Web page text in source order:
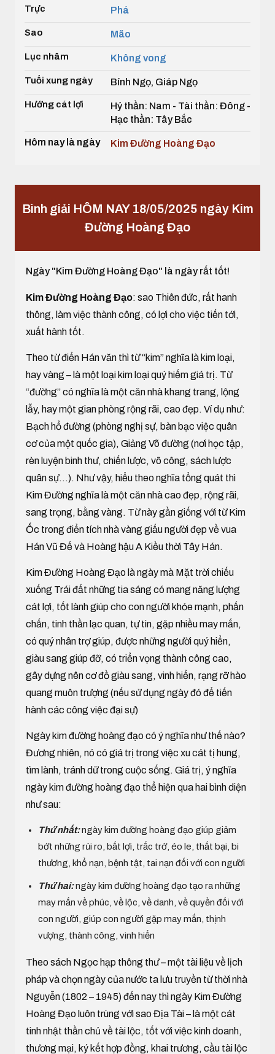
Trực Phá
Sao Mão
Lục nhâm Không vong
Tuổi xung ngày Bính Ngọ, Giáp Ngọ
Hướng cát lợi
Hỷ thần: Nam - Tài thần: Đông -
Hạc thần: Tây Bắc
Hôm nay là ngày Kim Đường Hoàng Đạo
Bình giải HÔM NAY 18/05/2025 ngày Kim
Đường Hoàng Đạo
Ngày "Kim Đường Hoàng Đạo" là ngày rất tốt!
Kim Đường Hoàng Đạo: sao Thiên đức, rất hanh
thông, làm việc thành công, có lợi cho việc tiến tới,
xuất hành tốt.
Theo từ điển Hán văn thì từ “kim” nghĩa là kim loại,
hay vàng – là một loại kim loại quý hiếm giá trị. Từ
“đường” có nghĩa là một căn nhà khang trang, lộng
lẫy, hay một gian phòng rộng rãi, cao đẹp. Ví dụ như:
Bạch hổ đường (phòng nghị sự, bàn bạc việc quân
cơ của một quốc gia), Giảng Võ đường (nơi học tập,
rèn luyện binh thư, chiến lược, võ công, sách lược
quân sự...). Như vậy, hiểu theo nghĩa tổng quát thì
Kim Đường nghĩa là một căn nhà cao đẹp, rộng rãi,
sang trọng, bằng vàng. Từ này gần giống với từ Kim
Ốc trong điển tích nhà vàng giấu người đẹp về vua
Hán Vũ Đế và Hoàng hậu A Kiều thời Tây Hán.
Kim Đường Hoàng Đạo là ngày mà Mặt trời chiếu
xuống Trái đất những tia sáng có mang năng lượng
cát lợi, tốt lành giúp cho con người khỏe mạnh, phấn
chấn, tinh thần lạc quan, tự tin, gặp nhiều may mắn,
có quý nhân trợ giúp, được những người quý hiển,
giàu sang giúp đỡ, có triển vọng thành công cao,
gây dựng nên cơ đồ giàu sang, vinh hiển, rạng rỡ hào
quang muôn trượng (nếu sử dụng ngày đó để tiến
hành các công việc đại sự)
Ngày kim đường hoàng đạo có ý nghĩa như thế nào?
Đương nhiên, nó có giá trị trong việc xu cát tị hung,
tìm lành, tránh dữ trong cuộc sống. Giá trị, ý nghĩa
ngày kim đường hoàng đạo thể hiện qua hai bình diện
như sau:
Thứ nhất:ngày kim đường hoàng đạo giúp giảm
bớt những rủi ro, bất lợi, trắc trở, éo le, thất bại, bi
thương, khổ nạn, bệnh tật, tai nạn đối với con người
Thứ hai:ngày kim đường hoàng đạo tạo ra những
may mắn về phúc, về lộc, về danh, về quyền đối với
con người, giúp con người gặp may mắn, thịnh
vượng, thành công, vinh hiển
Theo sách Ngọc hạp thông thư – một tài liệu về lịch
pháp và chọn ngày của nước ta lưu truyền từ thời nhà
Nguyễn (1802 – 1945) đến nay thì ngày Kim Đường
Hoàng Đạo luôn trùng với sao Địa Tài – là một cát
tinh nhật thần chủ về tài lộc, tốt với việc kinh doanh,
thương mại, ký kết hợp đồng, khai trương, cầu tài lộc